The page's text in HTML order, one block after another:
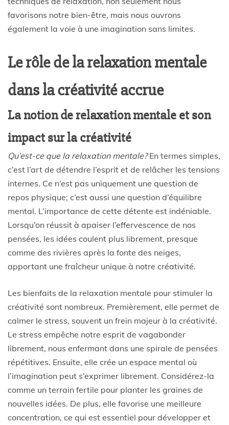
favorisons notre bien-être, mais nous ouvrons
également la voie à une imagination sans limites.
Le rôle de la relaxation mentale
dans la créativité accrue
La notion de relaxation mentale et son
impact sur la créativité
Qu’est-ce que la relaxation mentale?En termes simples,
c’est l’art de détendre l’esprit et de relâcher les tensions
internes. Ce n’est pas uniquement une question de
repos physique; c’est aussi une question d’équilibre
mental. L’importance de cette détente est indéniable.
Lorsqu’on réussit à apaiser l’effervescence de nos
pensées, les idées coulent plus librement, presque
comme des rivières après la fonte des neiges,
apportant une fraîcheur unique à notre créativité.
Les bienfaits de la relaxation mentale pour stimuler la
créativité sont nombreux. Premièrement, elle permet de
calmer le stress, souvent un frein majeur à la créativité.
Le stress empêche notre esprit de vagabonder
librement, nous enfermant dans une spirale de pensées
répétitives. Ensuite, elle crée un espace mental où
l’imagination peut s’exprimer librement. Considérez-la
comme un terrain fertile pour planter les graines de
nouvelles idées. De plus, elle favorise une meilleure
concentration, ce qui est essentiel pour développer et